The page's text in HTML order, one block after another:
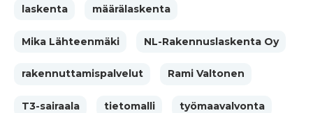
laskenta määrälaskenta
Mika Lähteenmäki NL-Rakennuslaskenta Oy
rakennuttamispalvelut Rami Valtonen
T3-sairaala tietomalli työmaavalvonta